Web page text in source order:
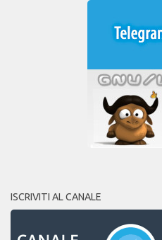
ISCRIVITI AL CANALE